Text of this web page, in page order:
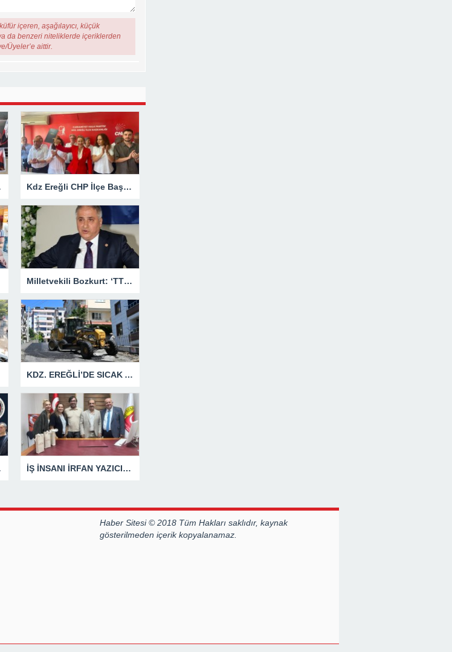
içeren, aşağılayıcı, küçük
da benzeri niteliklerde içeriklerden
Üyeler’e aittir.
Etti Kdz Ereğli CHP İlçe Başkanlığından Siyasi Açıklama
Milletvekili Bozkurt: ‘TTK kesinlikle özelleşmeyecek’
KDZ. EREĞLİ’DE SICAK ASFALT ÇALIŞMALARI KESİNTİSİZ SÜRÜYOR
kutladı. İŞ İNSANI İRFAN YAZICIOĞLU’NDAN GAZETECİLERE ANLAMLI ZİYARET
Haber Sitesi © 2018 Tüm Hakları saklıdır, kaynak
gösterilmeden içerik kopyalanamaz.